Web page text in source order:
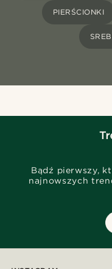
PIERŚCIONKI
Bądź pierwszy,
najnowszych